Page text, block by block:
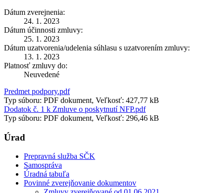
Dátum zverejnenia:
24. 1. 2023
Dátum účinnosti zmluvy:
25. 1. 2023
Dátum uzatvorenia/udelenia súhlasu s uzatvorením zmluvy:
13. 1. 2023
Platnosť zmluvy do:
Neuvedené
Predmet podpory.pdf
Typ súboru: PDF dokument, Veľkosť: 427,77 kB
Dodatok č. 1 k Zmluve o poskytnutí NFP.pdf
Typ súboru: PDF dokument, Veľkosť: 296,46 kB
Úrad
Prepravná služba SČK
Samospráva
Úradná tabuľa
Povinné zverejňovanie dokumentov